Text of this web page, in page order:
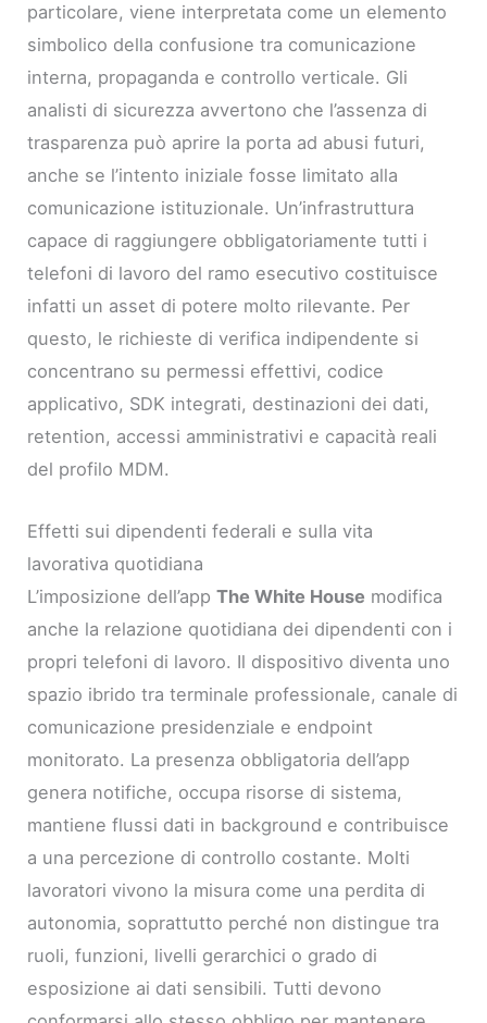
particolare, viene interpretata come un elemento
simbolico della confusione tra comunicazione
interna, propaganda e controllo verticale. Gli
analisti di sicurezza avvertono che l’assenza di
trasparenza può aprire la porta ad abusi futuri,
anche se l’intento iniziale fosse limitato alla
comunicazione istituzionale. Un’infrastruttura
capace di raggiungere obbligatoriamente tutti i
telefoni di lavoro del ramo esecutivo costituisce
infatti un asset di potere molto rilevante. Per
questo, le richieste di verifica indipendente si
concentrano su permessi effettivi, codice
applicativo, SDK integrati, destinazioni dei dati,
retention, accessi amministrativi e capacità reali
del profilo MDM.
Effetti sui dipendenti federali e sulla vita
lavorativa quotidiana
L’imposizione dell’appThe White House modifica
anche la relazione quotidiana dei dipendenti con i
propri telefoni di lavoro. Il dispositivo diventa uno
spazio ibrido tra terminale professionale, canale di
comunicazione presidenziale e endpoint
monitorato. La presenza obbligatoria dell’app
genera notifiche, occupa risorse di sistema,
mantiene flussi dati in background e contribuisce
a una percezione di controllo costante. Molti
lavoratori vivono la misura come una perdita di
autonomia, soprattutto perché non distingue tra
ruoli, funzioni, livelli gerarchici o grado di
esposizione ai dati sensibili. Tutti devono